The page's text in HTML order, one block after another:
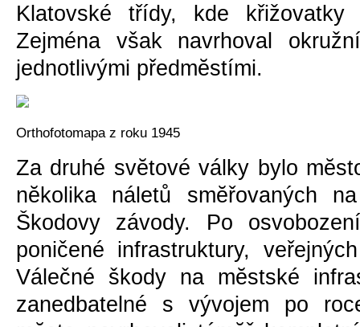
Klatovské třídy, kde
Zejména však navrhoval
jednotlivými předmĕstími.
Orthofotomapa z roku 1945
Za druhé svĕtové války bylo
nĕkolika náletů smĕřovaných
Škodovy závody. Po
poničené infrastruktury,
Válečné škody na mĕstské
zanedbatelné s vývojem po